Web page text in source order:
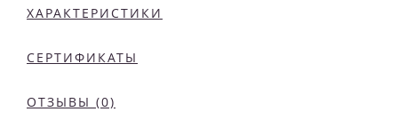
ХАРАКТЕРИСТИКИ
СЕРТИФИКАТЫ
ОТЗЫВЫ (0)